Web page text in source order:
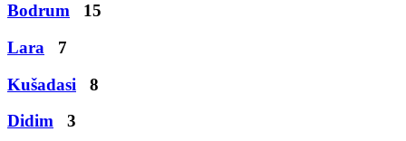
Bodrum
15
Lara
7
Kušadasi
8
Didim
3